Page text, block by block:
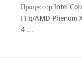
Процессор Intel
ГГц/AMD Phenom
4 …